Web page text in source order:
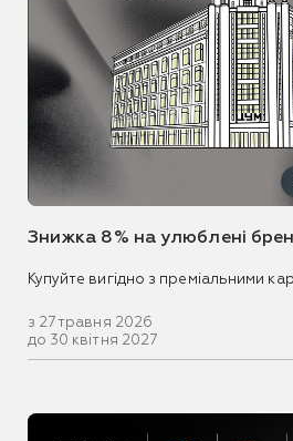
Знижка 8% на улюблені
Купуйте вигідно з преміальними
з 27 травня 2026
до 30 квітня 2027